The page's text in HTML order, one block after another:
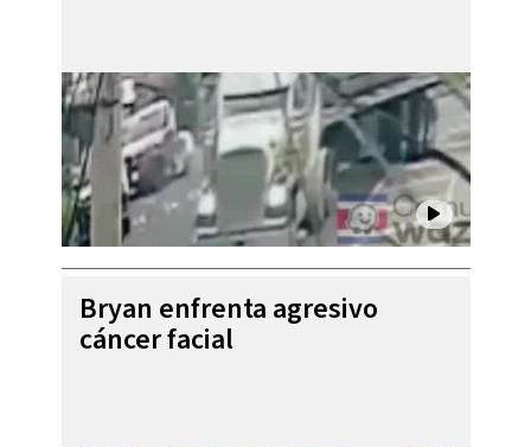
Bryan enfrenta agresivo
cáncer facial